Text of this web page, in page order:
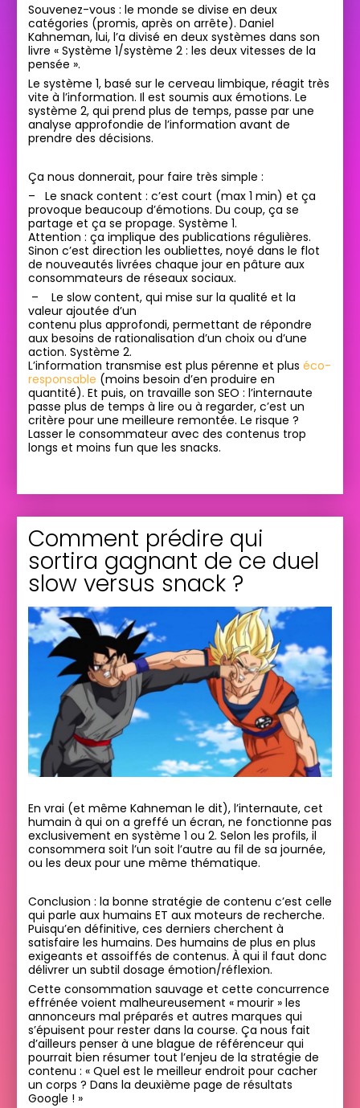
Souvenez-vous : le monde se divise en deux
catégories (promis, après on arrête). Daniel
Kahneman, lui, l’a divisé en deux systèmes dans son
livre « Système 1/système 2 : les deux vitesses de la
pensée ».
Le système 1, basé sur le cerveau limbique, réagit très
vite à l’information. Il est soumis aux émotions. Le
système 2, qui prend plus de temps, passe par une
analyse approfondie de l’information avant de
prendre des décisions.
Ça nous donnerait, pour faire très simple :
–
Le snack content : c’est court (max 1 min) et ça
provoque beaucoup d’émotions. Du coup, ça se
partage et ça se propage. Système 1.
Attention : ça implique des publications régulières.
Sinon c’est direction les oubliettes, noyé dans le flot
de nouveautés livrées chaque jour en pâture aux
consommateurs de réseaux sociaux.
–
Le slow content, qui mise sur la qualité et la
valeur ajoutée d’un
contenu plus approfondi, permettant de répondre
aux besoins de rationalisation d’un choix ou d’une
action. Système 2.
L’information transmise est plus pérenne et plus éco-
responsable (moins besoin d’en produire en
quantité). Et puis, on travaille son SEO : l’internaute
passe plus de temps à lire ou à regarder, c’est un
critère pour une meilleure remontée. Le risque ?
Lasser le consommateur avec des contenus trop
longs et moins fun que les snacks.
Comment prédire qui
sortira gagnant de ce duel
slow versus snack ?
En vrai (et même Kahneman le dit), l’internaute, cet
humain à qui on a greffé un écran, ne fonctionne pas
exclusivement en système 1 ou 2. Selon les profils, il
consommera soit l’un soit l’autre au fil de sa journée,
ou les deux pour une même thématique.
Conclusion : la bonne stratégie de contenu c’est celle
qui parle aux humains ET aux moteurs de recherche.
Puisqu’en définitive, ces derniers cherchent à
satisfaire les humains. Des humains de plus en plus
exigeants et assoiffés de contenus. À qui il faut donc
délivrer un subtil dosage émotion/réflexion.
Cette consommation sauvage et cette concurrence
effrénée voient malheureusement « mourir » les
annonceurs mal préparés et autres marques qui
s’épuisent pour rester dans la course. Ça nous fait
d’ailleurs penser à une blague de référenceur qui
pourrait bien résumer tout l’enjeu de la stratégie de
contenu : « Quel est le meilleur endroit pour cacher
un corps ? Dans la deuxième page de résultats
Google ! »